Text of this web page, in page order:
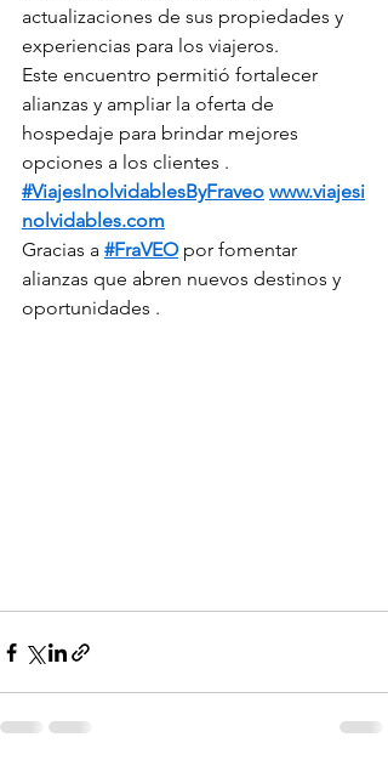
actualizaciones de sus propiedades y
experiencias para los viajeros.
Este encuentro permitió fortalecer
alianzas y ampliar la oferta de
hospedaje para brindar mejores
opciones a los clientes .
#ViajesInolvidablesByFraveo www.viajesi
nolvidables.com
Gracias a #FraVEO por fomentar
alianzas que abren nuevos destinos y
oportunidades .